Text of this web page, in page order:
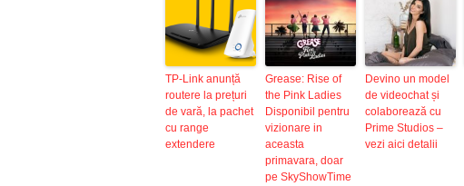
TP-Link anunță
routere la prețuri
de vară, la pachet
cu range
extendere
Grease: Rise of
the Pink Ladies
Disponibil pentru
vizionare in
aceasta
primavara, doar
pe SkyShowTime
Devino un model
de videochat și
colaborează cu
Prime Studios –
vezi aici detalii